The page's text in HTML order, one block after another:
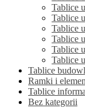
Tablice
Tablice
Tablice
Tablice
Tablice
Tablice
Tablice
Ramki i
Tablice
Bez kategorii